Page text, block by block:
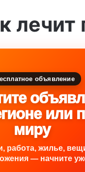
лечит
объявление
или
миру
работа, жилье,
— начните